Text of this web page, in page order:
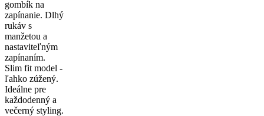
gombík na
zapínanie. Dlhý
rukáv s
manžetou a
nastaviteľným
zapínaním.
Slim fit model -
ľahko zúžený.
Ideálne pre
každodenný a
večerný styling.